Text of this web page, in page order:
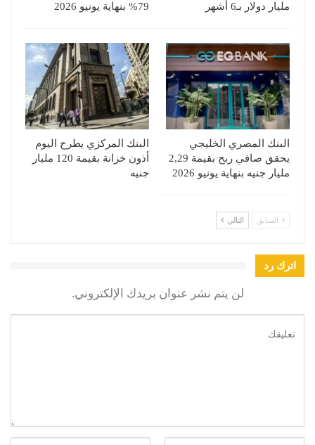
مليار دولار بـ6 أشهر 79% بنهاية يونيو 2026
البنك المصري الخليجي
يحقق صافي ربح بقيمة 2,29
مليار جنيه بنهاية يونيو 2026
البنك المركزي يطرح اليوم
أذون خزانة بقيمة 120 مليار
جنيه
السابق التالي
اترك رد
لن يتم نشر عنوان بريدك الإلكتروني.